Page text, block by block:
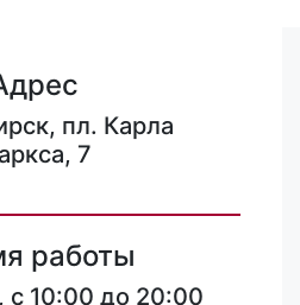
пл. Карла
7
работы
с 10:00 до 20:00